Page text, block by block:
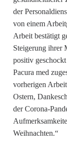
der
von einem
Arbeit bestätigt
Steigerung ihrer
positiv
Pacura med
vorherigen
Ostern,
der Corona-
Weihnachten.“